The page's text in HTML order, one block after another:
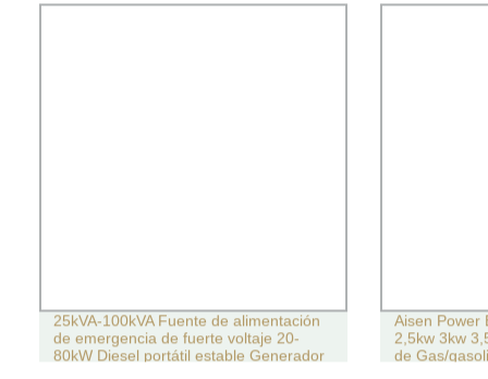
panel solar carga exterior Camping
25kVA-100kVA Fuente de alimentación
de emergencia de fuerte voltaje 20-
80kW Diesel portátil estable Generador
Aisen Power
2,5kw 3kw
de Gas/